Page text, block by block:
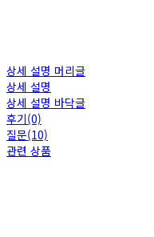
상세 설명 머리글
상세 설명
상세 설명 바닥글
후기(0)
질문(10)
관련 상품